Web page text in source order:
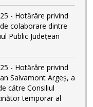
- Hotărâre privind
colaborare dintre
Public Județean
- Hotărâre privind
Salvamont Argeș, a
către Consiliul
temporar al